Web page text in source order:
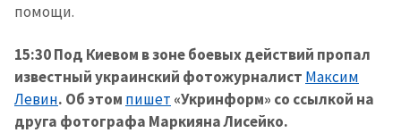
помощи.
15:30 Под Киевом в зоне боевых действий пропал
известный украинский фотожурналист Максим
Левин. Об этом пишет «Укринформ» со ссылкой на
друга фотографа Маркияна Лисейко.